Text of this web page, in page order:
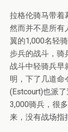
拉格伦骑马带着
然而并不是所有
翼的1,000名轻
步兵的战斗，骑
战斗中轻骑兵早
明，下了几道命
(Estcourt)也派
3,000骑兵，很
来，没有战场指